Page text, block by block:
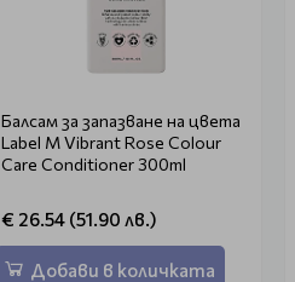
Балсам за запазване на цвета
Label M Vibrant Rose Colour
Care Conditioner 300ml
€ 26.54 (51.90 лв.)
Добави в количката